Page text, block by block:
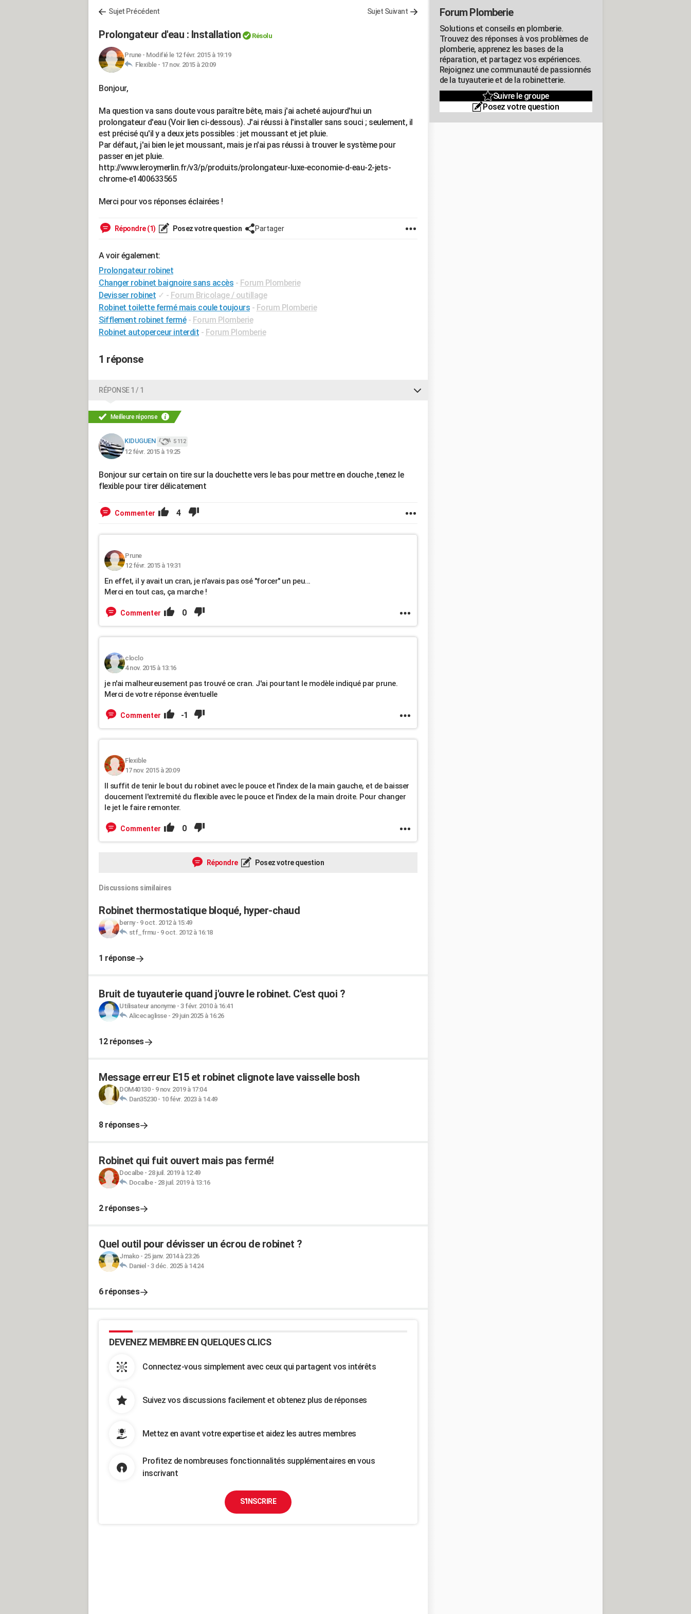
Sujet Précédent Sujet Suivant
Prolongateur d'eau : Installation Résolu
Prune- Modifié le 12 févr. 2015 à 19:19
Flexible - 17 nov. 2015 à 20:09
Bonjour,
Ma question va sans doute vous paraître bête, mais j'ai acheté aujourd'hui un
prolongateur d'eau (Voir lien ci-dessous). J'ai réussi à l'installer sans souci ; seulement, il
est précisé qu'il y a deux jets possibles : jet moussant et jet pluie.
Par défaut, j'ai bien le jet moussant, mais je n'ai pas réussi à trouver le système pour
passer en jet pluie.
http://www.leroymerlin.fr/v3/p/produits/prolongateur-luxe-economie-d-eau-2-jets-
chrome-e1400633565
Merci pour vos réponses éclairées !
Répondre (1) Posez votre question Partager
A voir également:
Prolongateur robinet
Changer robinet baignoire sans accès - Forum Plomberie
Devisser robinet ✓ - Forum Bricolage / outillage
Robinet toilette fermé mais coule toujours - Forum Plomberie
Sifflement robinet fermé - Forum Plomberie
Robinet autoperceur interdit - Forum Plomberie
1 réponse
RÉPONSE 1 / 1
Meilleure réponse
KIDUGUEN 5 112
12 févr. 2015 à 19:25
Bonjour sur certain on tire sur la douchette vers le bas pour mettre en douche ,tenez le
flexible pour tirer délicatement
Commenter 4
Prune
12 févr. 2015 à 19:31
En effet, il y avait un cran, je n'avais pas osé "forcer" un peu...
Merci en tout cas, ça marche !
Commenter 0
cloclo
4 nov. 2015 à 13:16
je n'ai malheureusement pas trouvé ce cran. J'ai pourtant le modèle indiqué par prune.
Merci de votre réponse éventuelle
Commenter -1
Flexible
17 nov. 2015 à 20:09
Il suffit de tenir le bout du robinet avec le pouce et l'index de la main gauche, et de baisser
doucement l'extremité du flexible avec le pouce et l'index de la main droite. Pour changer
le jet le faire remonter.
Commenter 0
Répondre Posez votre question
Discussions similaires
Robinet thermostatique bloqué, hyper-chaud
berny- 9 oct. 2012 à 15:49
stf_frmu- 9 oct. 2012 à 16:18
1 réponse
Bruit de tuyauterie quand j'ouvre le robinet. C'est quoi ?
Utilisateur anonyme- 3 févr. 2010 à 16:41
Alicecaglisse- 29 juin 2025 à 16:26
12 réponses
Message erreur E15 et robinet clignote lave vaisselle bosh
DOM40130- 9 nov. 2019 à 17:04
Dan35230- 10 févr. 2023 à 14:49
8 réponses
Robinet qui fuit ouvert mais pas fermé!
Docalbe- 28 juil. 2019 à 12:49
Docalbe- 28 juil. 2019 à 13:16
2 réponses
Quel outil pour dévisser un écrou de robinet ?
Jmako- 25 janv. 2014 à 23:26
Daniel - 3 déc. 2025 à 14:24
6 réponses
DEVENEZ MEMBRE EN QUELQUES CLICS
Connectez-vous simplement avec ceux qui partagent vos intérêts
Suivez vos discussions facilement et obtenez plus de réponses
Mettez en avant votre expertise et aidez les autres membres
Profitez de nombreuses fonctionnalités supplémentaires en vous
inscrivant
S'INSCRIRE
Forum Plomberie
Solutions et conseils en plomberie.
Trouvez des réponses à vos problèmes de
plomberie, apprenez les bases de la
réparation, et partagez vos expériences.
Rejoignez une communauté de passionnés
de la tuyauterie et de la robinetterie.
Suivre le groupe
Posez votre question